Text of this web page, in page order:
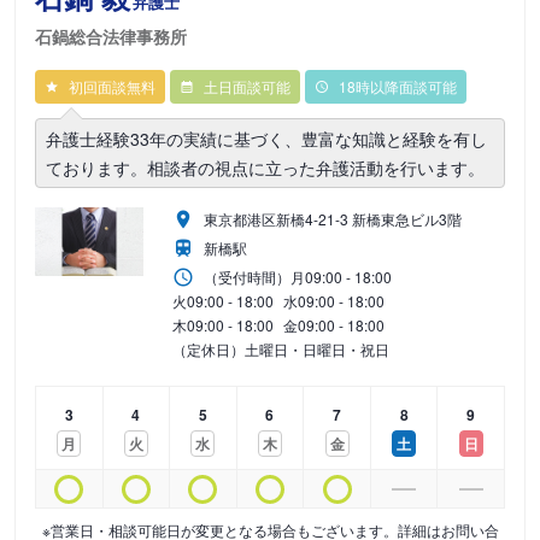
石鍋総合法律事務所
初回面談無料 土日面談可能 18時以降面談可能
弁護士経験33年の実績に基づく、豊富な知識と経験を有し
ております。相談者の視点に立った弁護活動を行います。
東京都港区新橋4-21-3 新橋東急ビル3階
新橋駅
（受付時間） 月09:00 - 18:00
火09:00 - 18:00 水09:00 - 18:00
木09:00 - 18:00 金09:00 - 18:00
（定休日）土曜日・日曜日・祝日
3
月
4
火
5
水
6
木
7
金
8
土
9
日
※営業日・相談可能日が変更となる場合もございます。詳細はお問い合